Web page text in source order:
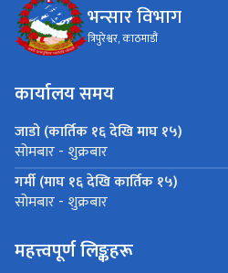
भन्सार विभाग
त्रिपुरेश्वर, काठमाडौं
कार्यालय समय
जाडो (कार्तिक १६ देखि माघ १५)
सोमबार - शुक्रबार
गर्मी (माघ १६ देखि कार्तिक १५)
सोमबार - शुक्रबार
महत्त्वपूर्ण लिङ्कहरू